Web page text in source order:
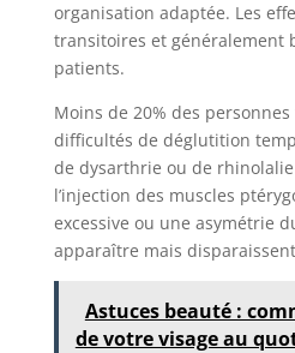
organisation adaptée. Les
transitoires et généralement
patients.
Moins de 20% des
difficultés de déglutition
de dysarthrie ou de
l’injection des muscles
excessive ou une asymétrie
apparaître mais
Astuces beauté :
de votre visage au